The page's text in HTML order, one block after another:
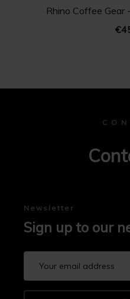
Rhino Coffee Gear
C O N
Newsletter
Sign up to our